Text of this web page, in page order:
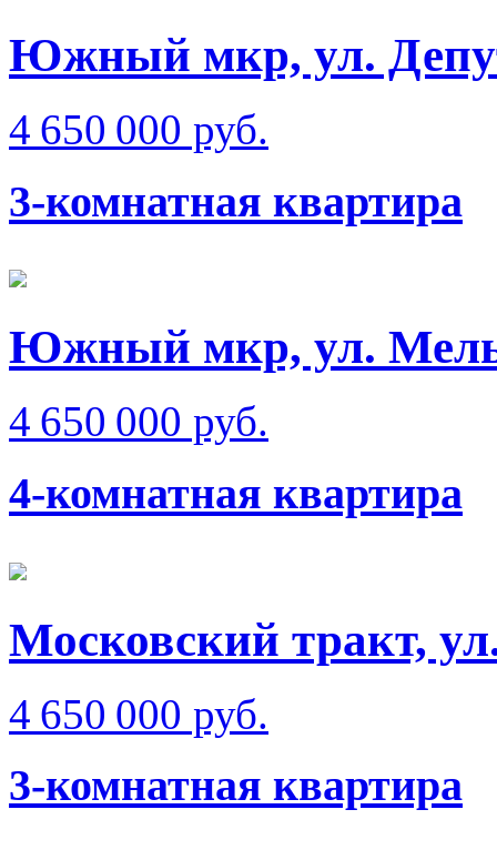
Южный мкр, ул.
4 650 000 руб.
3-комнатная квартира
Южный мкр, ул.
4 650 000 руб.
4-комнатная квартира
Московский тракт,
4 650 000 руб.
3-комнатная квартира